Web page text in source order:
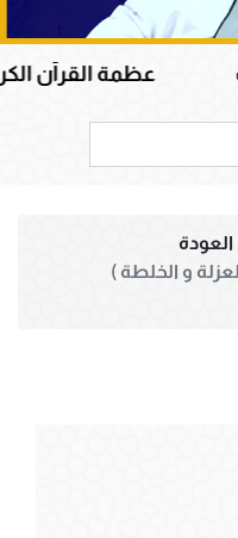
القرآن الكريم في
و الخلطة )